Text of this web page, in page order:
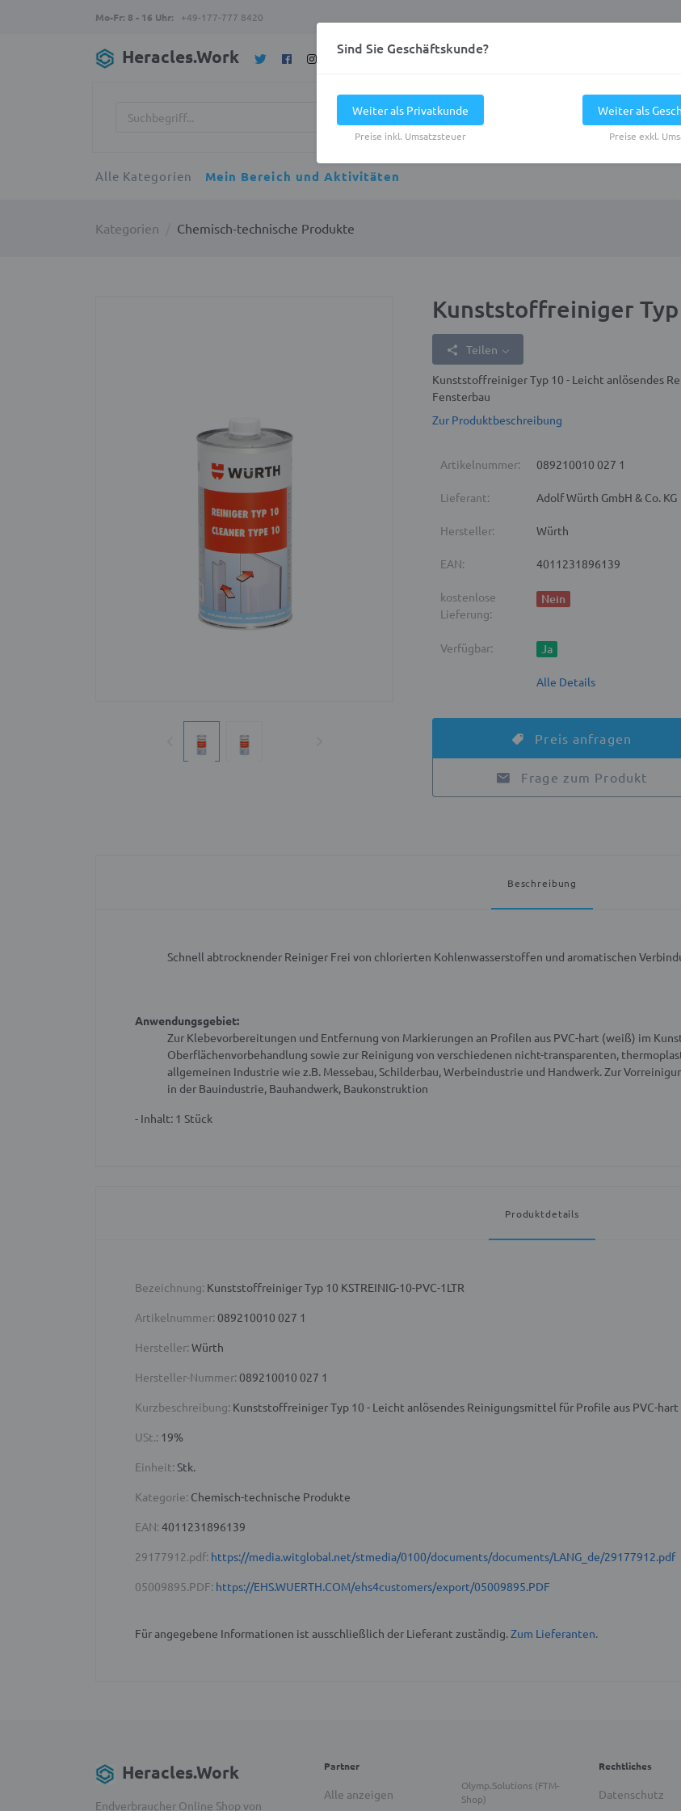
Mo-Fr: 8 - 16 Uhr: +49-177-777 8420
Heracles.Work
Alle Kategorien Mein Bereich und Aktivitäten
Kategorien Chemisch-technische Produkte
Kunststoffreiniger Typ
Teilen
Kunststoffreiniger Typ 10 - Leicht anlösendes
Fensterbau
Zur Produktbeschreibung
Artikelnummer: 089210010 027 1
Lieferant: Adolf Würth GmbH & Co. KG
Hersteller: Würth
EAN: 4011231896139
kostenlose
Lieferung:
Nein
Verfügbar: Ja
Alle Details
Preis anfragen
Frage zum Produkt
Beschreibung
Schnell abtrocknender Reiniger Frei von chlorierten Kohlenwasserstoffen und aromatischen
Anwendungsgebiet:
Zur Klebevorbereitungen und Entfernung von Markierungen an Profilen aus PVC-hart (weiß) im
Oberflächenvorbehandlung sowie zur Reinigung von verschiedenen nicht-transparenten,
allgemeinen Industrie wie z.B. Messebau, Schilderbau, Werbeindustrie und Handwerk.Zur
in der Bauindustrie, Bauhandwerk, Baukonstruktion
- Inhalt: 1 Stück
Produktdetails
Bezeichnung: Kunststoffreiniger Typ 10 KSTREINIG-10-PVC-1LTR
Artikelnummer: 089210010 027 1
Hersteller: Würth
Hersteller-Nummer: 089210010 027 1
Kurzbeschreibung: Kunststoffreiniger Typ 10 - Leicht anlösendes Reinigungsmittel für Profile aus PVC-
USt.: 19%
Einheit: Stk.
Kategorie: Chemisch-technische Produkte
EAN: 4011231896139
29177912.pdf: https://media.witglobal.net/stmedia/0100/documents/documents/LANG_de/29177912.pdf
05009895.PDF: https://EHS.WUERTH.COM/ehs4customers/export/05009895.PDF
Für angegebene Informationen ist ausschließlich der Lieferant zuständig.Zum Lieferanten.
Heracles.Work
Endverbraucher Online Shop von
Partner
Alle anzeigen
Olymp.Solutions (FTM-
Shop)
Rechtliches
Datenschutz
Sind Sie Geschäftskunde?
Weiter als Privatkunde
Preise inkl. Umsatzsteuer
Weiter als
Preise exkl.